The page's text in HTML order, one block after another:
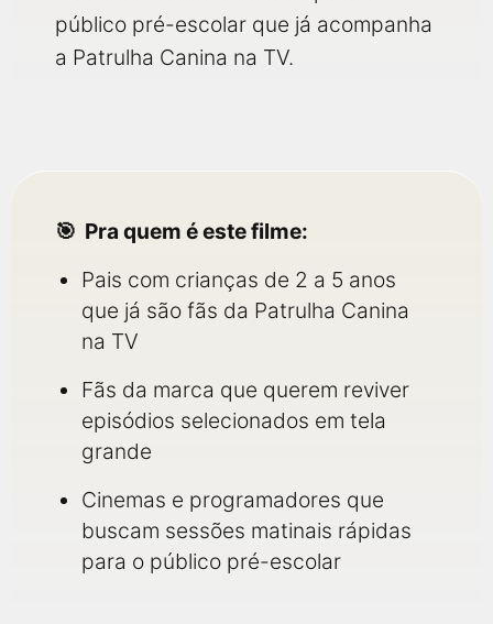
público pré-escolar que já acompanha
a Patrulha Canina na TV.
Pra quem é este filme:
Pais com crianças de 2 a 5 anos
que já são fãs da Patrulha Canina
na TV
Fãs da marca que querem reviver
episódios selecionados em tela
grande
Cinemas e programadores que
buscam sessões matinais rápidas
para o público pré-escolar